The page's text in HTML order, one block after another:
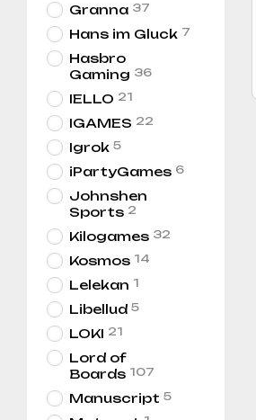
Granna 37
Hans im Gluck 7
Hasbro
Gaming 36
IELLO 21
IGAMES 22
Igrok 5
iPartyGames 6
Johnshen
Sports 2
Kilogames 32
Kosmos 14
Lelekan 1
Libellud 5
LOKI 21
Lord of
Boards 107
Manuscript 5